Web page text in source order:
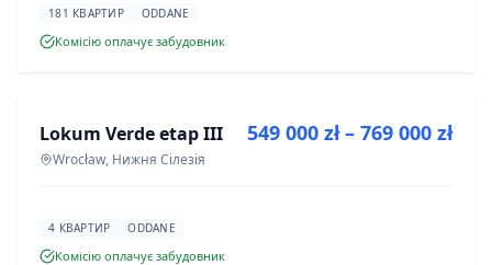
181 КВАРТИР ODDANE
Комісію оплачує забудовник
ІНВЕСТИЦІЯ
Lokum Verde etap III
Wrocław, Нижня Сілезія
549 000 zł – 769 000 zł
4 КВАРТИР ODDANE
Комісію оплачує забудовник